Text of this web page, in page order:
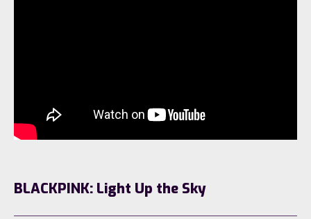
BLACKPINK: Light Up the Sky